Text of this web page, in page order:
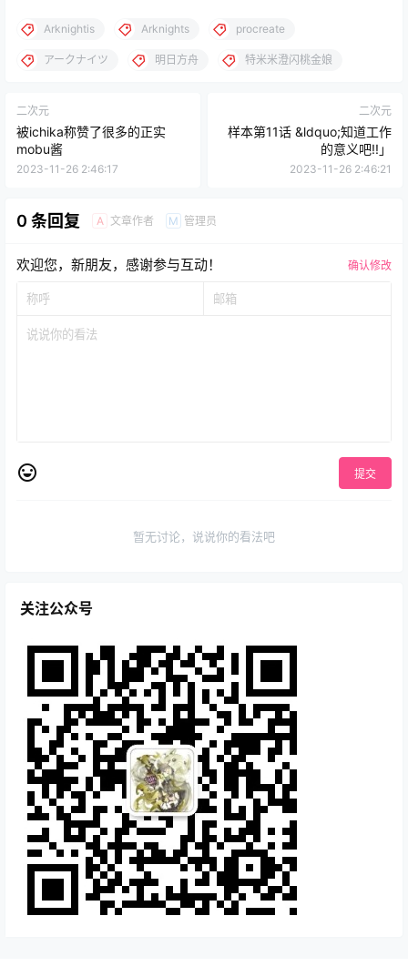
Arknightis Arknights procreate
アークナイツ 明日方舟 特米米澄闪桃金娘
二次元
被ichika称赞了很多的正实
mobu酱
2023-11-26 2:46:17
二次元
样本第11话 &ldquo;知道工作
的意义吧!!」
2023-11-26 2:46:21
0 条回复 A 文章作者 M 管理员
欢迎您，新朋友，感谢参与互动！ 确认修改
提交
暂无讨论，说说你的看法吧
关注公众号